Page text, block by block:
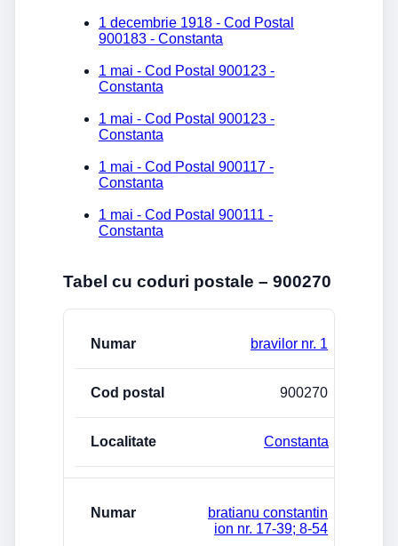
1 decembrie 1918 - Cod Postal
900183 - Constanta
1 mai - Cod Postal 900123 -
Constanta
1 mai - Cod Postal 900123 -
Constanta
1 mai - Cod Postal 900117 -
Constanta
1 mai - Cod Postal 900111 -
Constanta
Tabel cu coduri postale – 900270
bravilor nr. 1
900270
Constanta
bratianu constantin
ion nr. 17-39; 8-54